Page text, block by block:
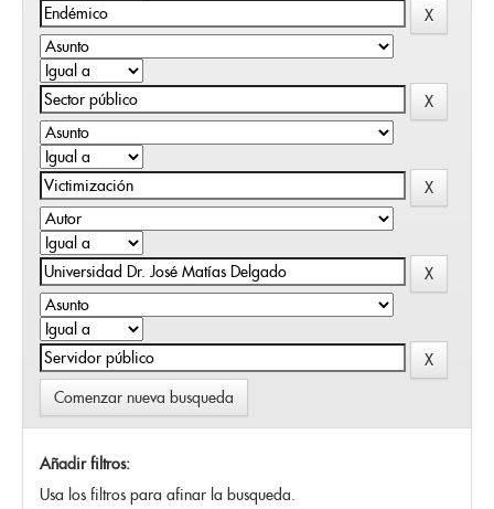
Comenzar nueva busqueda
Añadir filtros:
Usa los filtros para afinar la busqueda.